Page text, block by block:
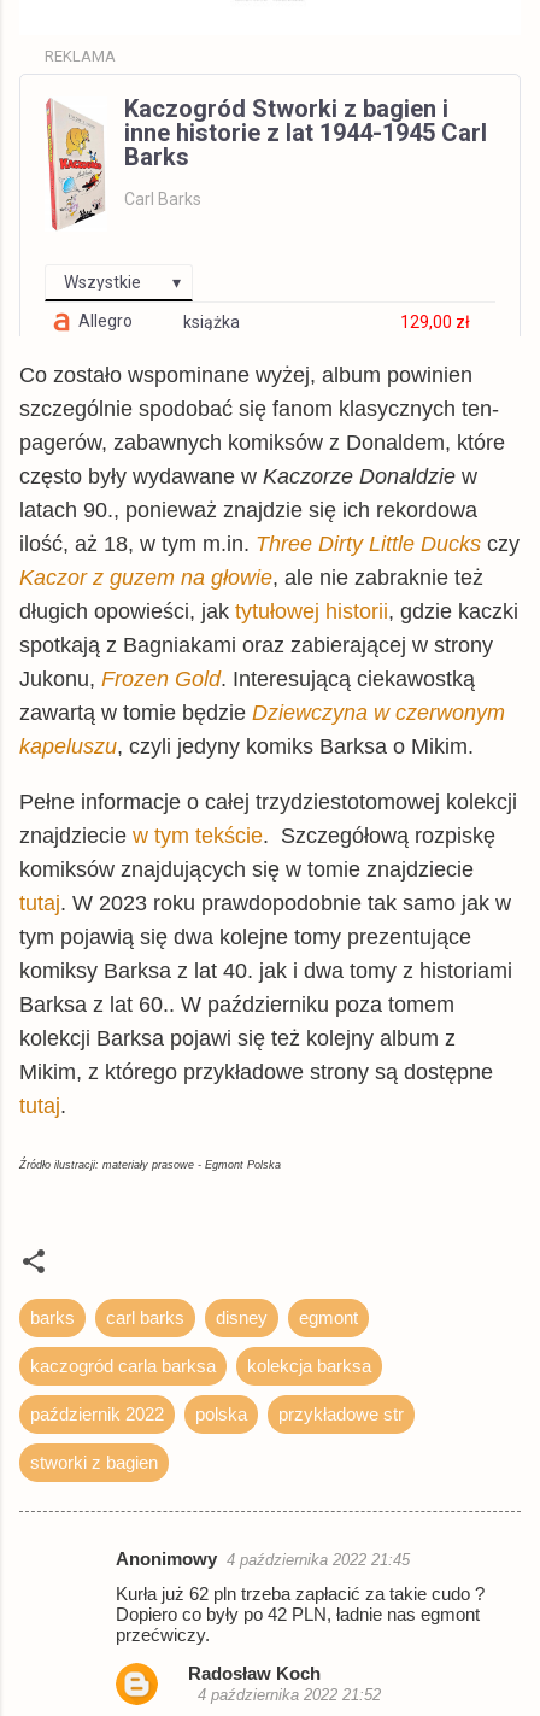
REKLAMA
Kaczogród Stworki z bagien i
inne historie z lat 1944-1945 Carl
Barks
Carl Barks
Wszystkie
Allegro
książka 129,00 zł
Co zostało wspominane wyżej, album powinien
szczególnie spodobać się fanom klasycznych ten-
pagerów, zabawnych komiksów z Donaldem, które
często były wydawane w Kaczorze Donaldzie w
latach 90., ponieważ znajdzie się ich rekordowa
ilość, aż 18, w tym m.in. Three Dirty Little Ducks czy
Kaczor z guzem na głowie, ale nie zabraknie też
długich opowieści, jak tytułowej historii, gdzie kaczki
spotkają z Bagniakami oraz zabierającej w strony
Jukonu, Frozen Gold. Interesującą ciekawostką
zawartą w tomie będzie Dziewczyna w czerwonym
kapeluszu, czyli jedyny komiks Barksa o Mikim.
Pełne informacje o całej trzydziestotomowej kolekcji
znajdziecie w tym tekście. Szczegółową rozpiskę
komiksów znajdujących się w tomie znajdziecie
tutaj. W 2023 roku prawdopodobnie tak samo jak w
tym pojawią się dwa kolejne tomy prezentujące
komiksy Barksa z lat 40. jak i dwa tomy z historiami
Barksa z lat 60.. W październiku poza tomem
kolekcji Barksa pojawi się też kolejny album z
Mikim, z którego przykładowe strony są dostępne
tutaj.
Źródło ilustracji: materiały prasowe - Egmont Polska
barks carl barks disney egmont
kaczogród carla barksa kolekcja barksa
październik 2022 polska przykładowe str
stworki z bagien
Anonimowy 4 października 2022 21:45
Kurła już 62 pln trzeba zapłacić za takie cudo ?
Dopiero co były po 42 PLN, ładnie nas egmont
przećwiczy.
Radosław Koch
4 października 2022 21:52